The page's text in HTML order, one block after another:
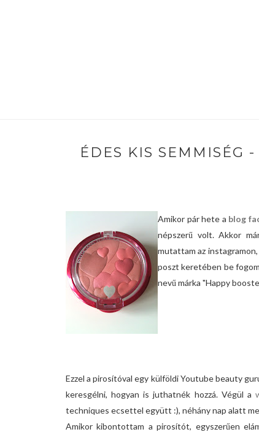
ÉDES KIS SEMMISÉG
Amikor pár hete a blog
népszerű volt. Akkor
mutattam az
poszt keretében be
nevű márka "Happy
Ezzel a pirosítóval egy külföldi Youtube beauty
keresgélni, hogyan is juthatnék hozzá. Végül a
techniques ecsettel együtt :), néhány nap alatt
Amikor kibontottam a pirosítót, egyszerűen